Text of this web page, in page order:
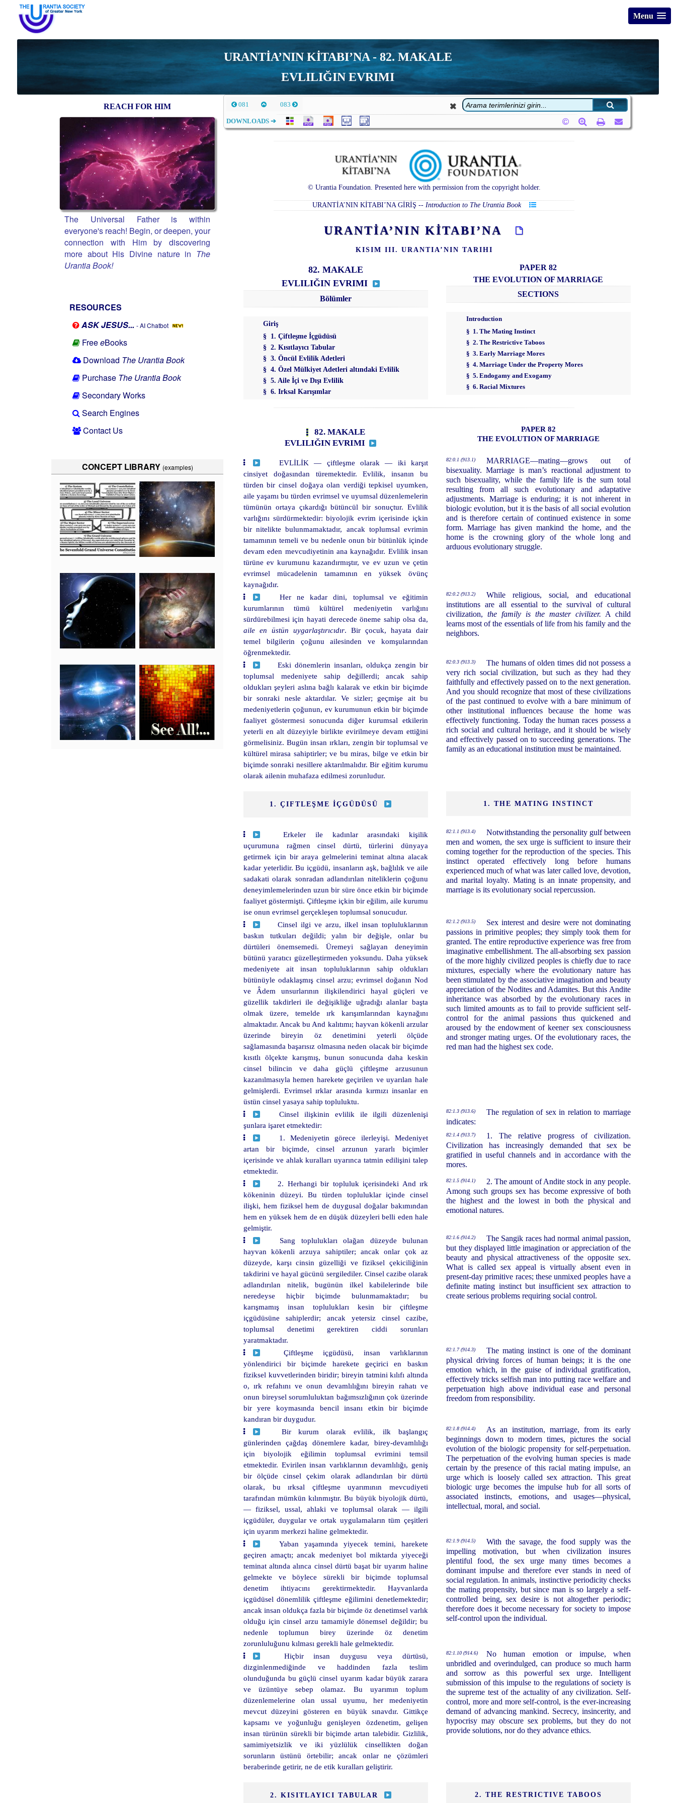
Menu
URANTİA’NIN KİTABI’NA - 82. MAKALE
EVLILIĞIN EVRIMI
081 083
DOWNLOADS ➔
© Urantia Foundation. Presented here with permission from the copyright holder.
URANTİA’NIN KİTABI’NA GİRİŞ -- Introduction to The Urantia Book
URANTİA’NIN KİTABI’NA
KISIM III. URANTIA’NIN TARIHI
82. MAKALE
EVLILIĞIN EVRIMI
Bölümler
Giriş
§ 1. Çiftleşme İçgüdüsü
§ 2. Kısıtlayıcı Tabular
§ 3. Öncül Evlilik Adetleri
§ 4. Özel Mülkiyet Adetleri altındaki Evlilik
§ 5. Aile İçi ve Dışı Evlilik
§ 6. Irksal Karışımlar
PAPER 82
THE EVOLUTION OF MARRIAGE
SECTIONS
Introduction
§ 1. The Mating Instinct
§ 2. The Restrictive Taboos
§ 3. Early Marriage Mores
§ 4. Marriage Under the Property Mores
§ 5. Endogamy and Exogamy
§ 6. Racial Mixtures
82. MAKALE
EVLILIĞIN EVRIMI
PAPER 82
THE EVOLUTION OF MARRIAGE
EVLİLİK — çiftleşme olarak — iki karşıt
cinsiyet doğasından türemektedir. Evlilik, insanın bu
türden bir cinsel doğaya olan verdiği tepkisel uyumken,
aile yaşamı bu türden evrimsel ve uyumsal düzenlemelerin
tümünün ortaya çıkardığı bütüncül bir sonuçtur. Evlilik
varlığını sürdürmektedir: biyolojik evrim içerisinde içkin
bir nitelikte bulunmamaktadır, ancak toplumsal evrimin
tamamının temeli ve bu nedenle onun bir bütünlük içinde
devam eden mevcudiyetinin ana kaynağıdır. Evlilik insan
türüne ev kurumunu kazandırmıştır, ve ev uzun ve çetin
evrimsel mücadelenin tamamının en yüksek övünç
kaynağıdır.
82:0.1 (913.1)
MARRIAGE—mating—grows out of
bisexuality. Marriage is man’s reactional adjustment to
such bisexuality, while the family life is the sum total
resulting from all such evolutionary and adaptative
adjustments. Marriage is enduring; it is not inherent in
biologic evolution, but it is the basis of all social evolution
and is therefore certain of continued existence in some
form. Marriage has given mankind the home, and the
home is the crowning glory of the whole long and
arduous evolutionary struggle.
Her ne kadar dini, toplumsal ve eğitimin
kurumlarının tümü kültürel medeniyetin varlığını
sürdürebilmesi için hayati derecede öneme sahip olsa da,
aile en üstün uygarlaştırıcıdır. Bir çocuk, hayata dair
temel bilgilerin çoğunu ailesinden ve komşularından
öğrenmektedir.
82:0.2 (913.2)
While religious, social, and educational
institutions are all essential to the survival of cultural
civilization, the family is the master civilizer. A child
learns most of the essentials of life from his family and the
neighbors.
Eski dönemlerin insanları, oldukça zengin bir
toplumsal medeniyete sahip değillerdi; ancak sahip
oldukları şeyleri aslına bağlı kalarak ve etkin bir biçimde
bir sonraki nesle aktardılar. Ve sizler; geçmişe ait bu
medeniyetlerin çoğunun, ev kurumunun etkin bir biçimde
faaliyet göstermesi sonucunda diğer kurumsal etkilerin
yeterli en alt düzeyiyle birlikte evirilmeye devam ettiğini
görmelisiniz. Bugün insan ırkları, zengin bir toplumsal ve
kültürel mirasa sahiptirler; ve bu miras, bilge ve etkin bir
biçimde sonraki nesillere aktarılmalıdır. Bir eğitim kurumu
olarak ailenin muhafaza edilmesi zorunludur.
82:0.3 (913.3)
The humans of olden times did not possess a
very rich social civilization, but such as they had they
faithfully and effectively passed on to the next generation.
And you should recognize that most of these civilizations
of the past continued to evolve with a bare minimum of
other institutional influences because the home was
effectively functioning. Today the human races possess a
rich social and cultural heritage, and it should be wisely
and effectively passed on to succeeding generations. The
family as an educational institution must be maintained.
1. ÇIFTLEŞME İÇGÜDÜSÜ 1. THE MATING INSTINCT
Erkeler ile kadınlar arasındaki kişilik
uçurumuna rağmen cinsel dürtü, türlerini dünyaya
getirmek için bir araya gelmelerini teminat altına alacak
kadar yeterlidir. Bu içgüdü, insanların aşk, bağlılık ve aile
sadakati olarak sonradan adlandırılan niteliklerin çoğunu
deneyimlemelerinden uzun bir süre önce etkin bir biçimde
faaliyet göstermişti. Çiftleşme içkin bir eğilim, aile kurumu
ise onun evrimsel gerçekleşen toplumsal sonucudur.
82:1.1 (913.4)
Notwithstanding the personality gulf between
men and women, the sex urge is sufficient to insure their
coming together for the reproduction of the species. This
instinct operated effectively long before humans
experienced much of what was later called love, devotion,
and marital loyalty. Mating is an innate propensity, and
marriage is its evolutionary social repercussion.
Cinsel ilgi ve arzu, ilkel insan topluluklarının
baskın tutkuları değildi; yalın bir değişle, onlar bu
dürtüleri önemsemedi. Üremeyi sağlayan deneyimin
bütünü yaratıcı güzelleştirmeden yoksundu. Daha yüksek
medeniyete ait insan topluluklarının sahip oldukları
bütünüyle odaklaşmış cinsel arzu; evrimsel doğanın Nod
ve Âdem unsurlarının ilişkilendirici hayal güçleri ve
güzellik takdirleri ile değişikliğe uğradığı alanlar başta
olmak üzere, temelde ırk karışımlarından kaynağını
almaktadır. Ancak bu And kalıtımı; hayvan kökenli arzular
üzerinde bireyin öz denetimini yeterli ölçüde
sağlamasında başarısız olmasına neden olacak bir biçimde
kısıtlı ölçekte karışmış, bunun sonucunda daha keskin
cinsel bilincin ve daha güçlü çiftleşme arzusunun
kazanılmasıyla hemen harekete geçirilen ve uyarılan hale
gelmişlerdi. Evrimsel ırklar arasında kırmızı insanlar en
üstün cinsel yasaya sahip topluluktu.
82:1.2 (913.5)
Sex interest and desire were not dominating
passions in primitive peoples; they simply took them for
granted. The entire reproductive experience was free from
imaginative embellishment. The all-absorbing sex passion
of the more highly civilized peoples is chiefly due to race
mixtures, especially where the evolutionary nature has
been stimulated by the associative imagination and beauty
appreciation of the Nodites and Adamites. But this Andite
inheritance was absorbed by the evolutionary races in
such limited amounts as to fail to provide sufficient self-
control for the animal passions thus quickened and
aroused by the endowment of keener sex consciousness
and stronger mating urges. Of the evolutionary races, the
red man had the highest sex code.
Cinsel ilişkinin evlilik ile ilgili düzenlenişi
şunlara işaret etmektedir:
82:1.3 (913.6)
The regulation of sex in relation to marriage
indicates:
1. Medeniyetin görece ilerleyişi. Medeniyet
artan bir biçimde, cinsel arzunun yararlı biçimler
içerisinde ve ahlak kuralları uyarınca tatmin edilişini talep
etmektedir.
82:1.4 (913.7)
1. The relative progress of civilization.
Civilization has increasingly demanded that sex be
gratified in useful channels and in accordance with the
mores.
2. Herhangi bir topluluk içerisindeki And ırk
kökeninin düzeyi. Bu türden topluluklar içinde cinsel
ilişki, hem fiziksel hem de duygusal doğalar bakımından
hem en yüksek hem de en düşük düzeyleri belli eden hale
gelmiştir.
82:1.5 (914.1)
2. The amount of Andite stock in any people.
Among such groups sex has become expressive of both
the highest and the lowest in both the physical and
emotional natures.
Sang toplulukları olağan düzeyde bulunan
hayvan kökenli arzuya sahiptiler; ancak onlar çok az
düzeyde, karşı cinsin güzelliği ve fiziksel çekiciliğinin
takdirini ve hayal gücünü sergilediler. Cinsel cazibe olarak
adlandırılan nitelik, bugünün ilkel kabilelerinde bile
neredeyse hiçbir biçimde bulunmamaktadır; bu
karışmamış insan toplulukları kesin bir çiftleşme
içgüdüsüne sahiplerdir; ancak yetersiz cinsel cazibe,
toplumsal denetimi gerektiren ciddi sorunları
yaratmaktadır.
82:1.6 (914.2)
The Sangik races had normal animal passion,
but they displayed little imagination or appreciation of the
beauty and physical attractiveness of the opposite sex.
What is called sex appeal is virtually absent even in
present-day primitive races; these unmixed peoples have a
definite mating instinct but insufficient sex attraction to
create serious problems requiring social control.
Çiftleşme içgüdüsü, insan varlıklarının
yönlendirici bir biçimde harekete geçirici en baskın
fiziksel kuvvetlerinden biridir; bireyin tatmini kılıfı altında
o, ırk refahını ve onun devamlılığını bireyin rahatı ve
onun bireysel sorumluluktan bağımsızlığının çok üzerinde
bir yere koymasında bencil insanı etkin bir biçimde
kandıran bir duygudur.
82:1.7 (914.3)
The mating instinct is one of the dominant
physical driving forces of human beings; it is the one
emotion which, in the guise of individual gratification,
effectively tricks selfish man into putting race welfare and
perpetuation high above individual ease and personal
freedom from responsibility.
Bir kurum olarak evlilik, ilk başlangıç
günlerinden çağdaş dönemlere kadar, birey-devamlılığı
için biyolojik eğilimin toplumsal evrimini temsil
etmektedir. Evirilen insan varlıklarının devamlılığı, geniş
bir ölçüde cinsel çekim olarak adlandırılan bir dürtü
olarak, bu ırksal çiftleşme uyarımının mevcudiyeti
tarafından mümkün kılınmıştır. Bu büyük biyolojik dürtü,
— fiziksel, ussal, ahlaki ve toplumsal olarak — ilgili
içgüdüler, duygular ve ortak uygulamaların tüm çeşitleri
için uyarım merkezi haline gelmektedir.
82:1.8 (914.4)
As an institution, marriage, from its early
beginnings down to modern times, pictures the social
evolution of the biologic propensity for self-perpetuation.
The perpetuation of the evolving human species is made
certain by the presence of this racial mating impulse, an
urge which is loosely called sex attraction. This great
biologic urge becomes the impulse hub for all sorts of
associated instincts, emotions, and usages—physical,
intellectual, moral, and social.
Yaban yaşamında yiyecek temini, harekete
geçiren amaçtı; ancak medeniyet bol miktarda yiyeceği
teminat altında alınca cinsel dürtü başat bir uyarım haline
gelmekte ve böylece sürekli bir biçimde toplumsal
denetim ihtiyacını gerektirmektedir. Hayvanlarda
içgüdüsel dönemlilik çiftleşme eğilimini denetlemektedir;
ancak insan oldukça fazla bir biçimde öz denetimsel varlık
olduğu için cinsel arzu tamamiyle dönemsel değildir; bu
nedenle toplumun birey üzerinde öz denetim
zorunluluğunu kılması gerekli hale gelmektedir.
82:1.9 (914.5)
With the savage, the food supply was the
impelling motivation, but when civilization insures
plentiful food, the sex urge many times becomes a
dominant impulse and therefore ever stands in need of
social regulation. In animals, instinctive periodicity checks
the mating propensity, but since man is so largely a self-
controlled being, sex desire is not altogether periodic;
therefore does it become necessary for society to impose
self-control upon the individual.
Hiçbir insan duygusu veya dürtüsü,
dizginlenmediğinde ve haddinden fazla teslim
olunduğunda bu güçlü cinsel uyarım kadar büyük zarara
ve üzüntüye sebep olamaz. Bu uyarımın toplum
düzenlemelerine olan ussal uyumu, her medeniyetin
mevcut düzeyini gösteren en büyük sınavdır. Gittikçe
kapsamı ve yoğunluğu genişleyen özdenetim, gelişen
insan türünün sürekli bir biçimde artan talebidir. Gizlilik,
samimiyetsizlik ve iki yüzlülük cinsellikten doğan
sorunların üstünü örtebilir; ancak onlar ne çözümleri
beraberinde getirir, ne de etik kuralları geliştirir.
82:1.10 (914.6)
No human emotion or impulse, when
unbridled and overindulged, can produce so much harm
and sorrow as this powerful sex urge. Intelligent
submission of this impulse to the regulations of society is
the supreme test of the actuality of any civilization. Self-
control, more and more self-control, is the ever-increasing
demand of advancing mankind. Secrecy, insincerity, and
hypocrisy may obscure sex problems, but they do not
provide solutions, nor do they advance ethics.
2. KISITLAYICI TABULAR 2. THE RESTRICTIVE TABOOS
REACH FOR HIM
The Universal Father is within
everyone's reach! Begin, or deepen, your
connection with Him by discovering
more about His Divine nature in The
Urantia Book!
RESOURCES
ASK JESUS... - AI Chatbot
FreeeBooks
Download The Urantia Book
Purchase The Urantia Book
Secondary Works
Search Engines
Contact Us
CONCEPT LIBRARY (examples)